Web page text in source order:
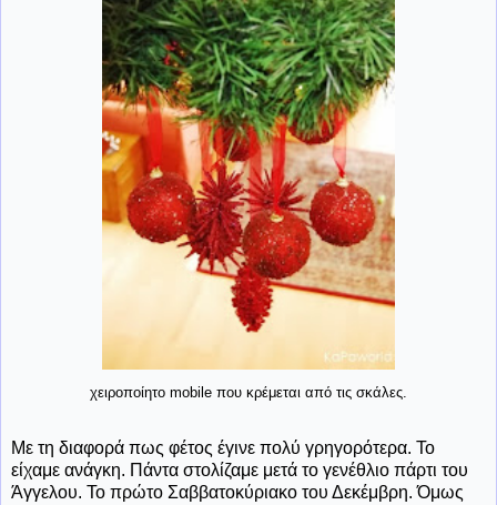
χειροποίητο mobile που κρέμεται από τις σκάλες.
Με τη διαφορά πως φέτος έγινε πολύ γρηγορότερα. Το
είχαμε ανάγκη. Πάντα στολίζαμε μετά το γενέθλιο πάρτι του
Άγγελου. Το πρώτο Σαββατοκύριακο του Δεκέμβρη. Όμως